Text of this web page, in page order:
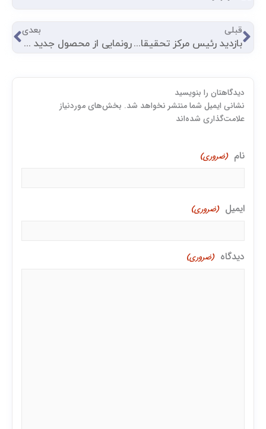
قبلی
قبلی
بازدید رئیس مرکز تحقیقات و تعلیمات حفاظت فنی و بهداشت کار از گروه شُکری
بعدی
رونمایی از محصول جدید جهان فولاد غرب
دیدگاهتان را بنویسید
نشانی ایمیل شما منتشر نخواهد شد. بخش‌های موردنیاز
علامت‌گذاری شده‌اند
نام (ضروری)
اول
ایمیل (ضروری)
دیدگاه (ضروری)